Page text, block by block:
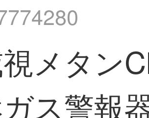
メタン
ス警報